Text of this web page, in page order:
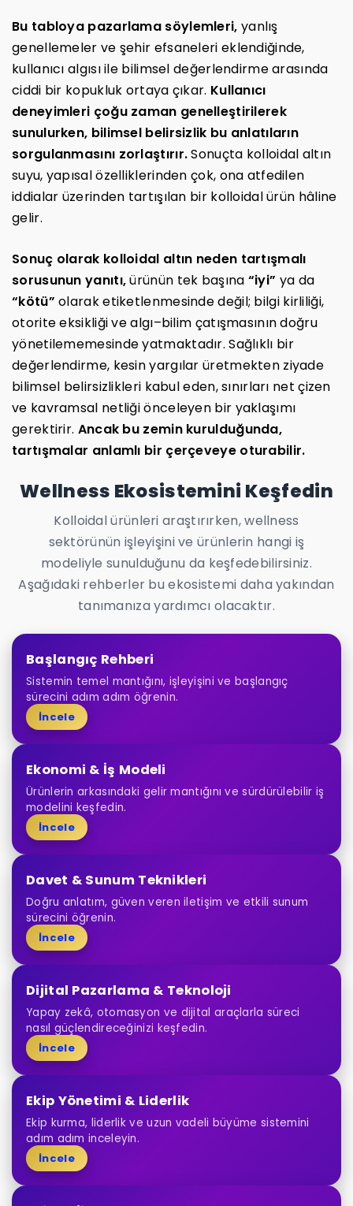
Bu tabloya pazarlama söylemleri, yanlış
genellemeler ve şehir efsaneleri eklendiğinde,
kullanıcı algısı ile bilimsel değerlendirme arasında
ciddi bir kopukluk ortaya çıkar. Kullanıcı
deneyimleri çoğu zaman genelleştirilerek
sunulurken, bilimsel belirsizlik bu anlatıların
sorgulanmasını zorlaştırır.Sonuçta kolloidal altın
suyu, yapısal özelliklerinden çok, ona atfedilen
iddialar üzerinden tartışılan bir kolloidal ürün hâline
gelir.
Sonuç olarak kolloidal altın neden tartışmalı
sorusunun yanıtı,ürünün tek başına “iyi” ya da
“kötü” olarak etiketlenmesinde değil; bilgi kirliliği,
otorite eksikliği ve algı–bilim çatışmasının doğru
yönetilememesinde yatmaktadır. Sağlıklı bir
değerlendirme, kesin yargılar üretmekten ziyade
bilimsel belirsizlikleri kabul eden, sınırları net çizen
ve kavramsal netliği önceleyen bir yaklaşımı
gerektirir. Ancak bu zemin kurulduğunda,
tartışmalar anlamlı bir çerçeveye oturabilir.
Wellness Ekosistemini Keşfedin
Kolloidal ürünleri araştırırken, wellness
sektörünün işleyişini ve ürünlerin hangi iş
modeliyle sunulduğunu da keşfedebilirsiniz.
Aşağıdaki rehberler bu ekosistemi daha yakından
tanımanıza yardımcı olacaktır.
Başlangıç Rehberi
Sistemin temel mantığını, işleyişini ve başlangıç
sürecini adım adım öğrenin.
İncele
Ekonomi & İş Modeli
Ürünlerin arkasındaki gelir mantığını ve sürdürülebilir iş
modelini keşfedin.
İncele
Davet & Sunum Teknikleri
Doğru anlatım, güven veren iletişim ve etkili sunum
sürecini öğrenin.
İncele
Dijital Pazarlama & Teknoloji
Yapay zekâ, otomasyon ve dijital araçlarla süreci
nasıl güçlendireceğinizi keşfedin.
İncele
Ekip Yönetimi & Liderlik
Ekip kurma, liderlik ve uzun vadeli büyüme sistemini
adım adım inceleyin.
İncele